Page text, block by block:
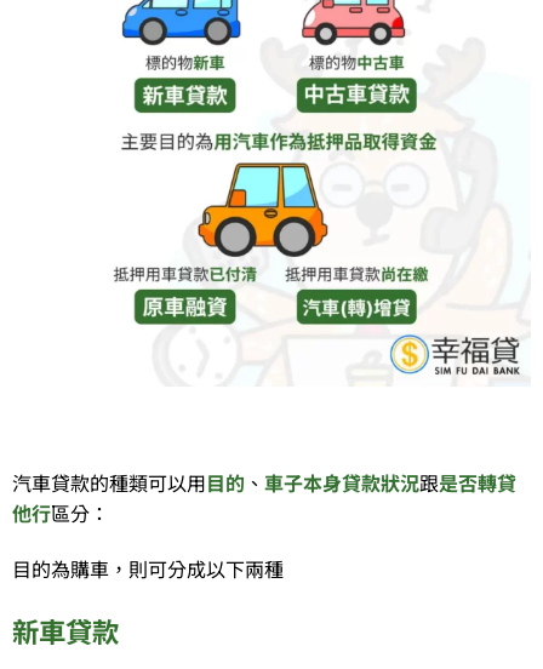
汽車貸款的種類可以用目的 、 車子本身貸款狀況跟是否轉貸
他行區分：
目的為購車，則可分成以下兩種
新車貸款